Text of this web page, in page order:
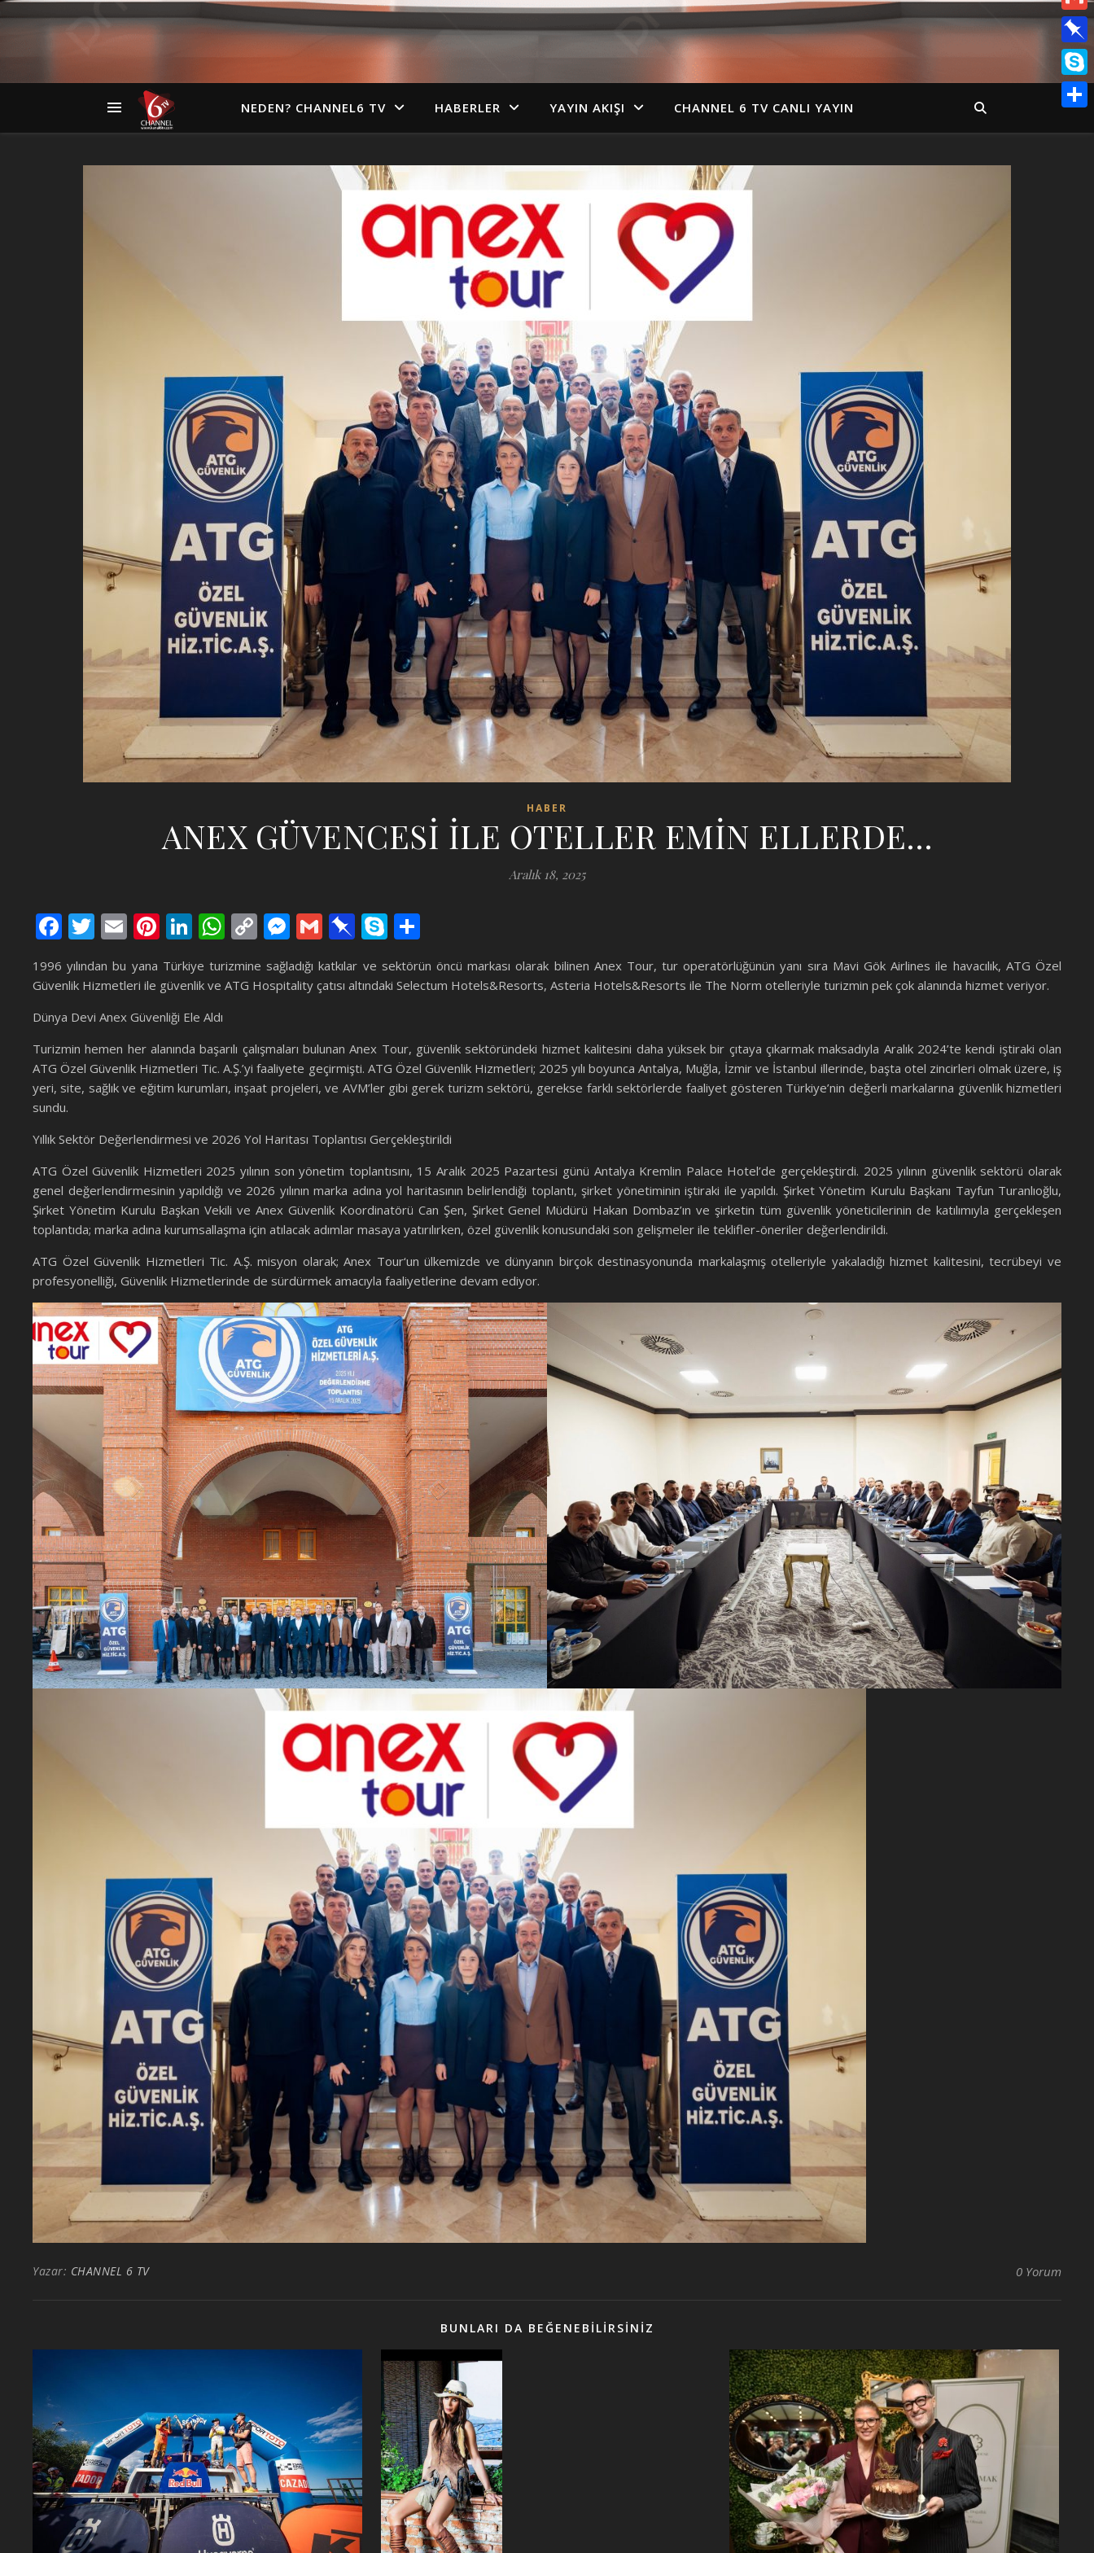
NEDEN? CHANNEL6 TV HABERLER YAYIN AKIŞI CHANNEL 6 TV CANLI YAYIN
HABER
ANEX GÜVENCESİ İLE OTELLER EMİN ELLERDE…
Aralık 18, 2025
Facebook
Twitter
EmailPinterest
LinkedIn
WhatsApp
Copy
Link
Messenger
GmailPinboard
Skype
1996 yılından bu yana Türkiye turizmine sağladığı katkılar ve sektörün öncü markası olarak bilinen Anex Tour, tur operatörlüğünün yanı sıra Mavi Gök Airlines ile havacılık, ATG Özel
Güvenlik Hizmetleri ile güvenlik ve ATG Hospitality çatısı altındaki Selectum Hotels&Resorts, Asteria Hotels&Resorts ile The Norm otelleriyle turizmin pek çok alanında hizmet veriyor.
Dünya Devi Anex Güvenliği Ele Aldı
Turizmin hemen her alanında başarılı çalışmaları bulunan Anex Tour, güvenlik sektöründeki hizmet kalitesini daha yüksek bir çıtaya çıkarmak maksadıyla Aralık 2024’te kendi iştiraki olan
ATG Özel Güvenlik Hizmetleri Tic. A.Ş.’yi faaliyete geçirmişti. ATG Özel Güvenlik Hizmetleri; 2025 yılı boyunca Antalya, Muğla, İzmir ve İstanbul illerinde, başta otel zincirleri olmak üzere, iş
yeri, site, sağlık ve eğitim kurumları, inşaat projeleri, ve AVM’ler gibi gerek turizm sektörü, gerekse farklı sektörlerde faaliyet gösteren Türkiye’nin değerli markalarına güvenlik hizmetleri
sundu.
Yıllık Sektör Değerlendirmesi ve 2026 Yol Haritası Toplantısı Gerçekleştirildi
ATG Özel Güvenlik Hizmetleri 2025 yılının son yönetim toplantısını, 15 Aralık 2025 Pazartesi günü Antalya Kremlin Palace Hotel’de gerçekleştirdi. 2025 yılının güvenlik sektörü olarak
genel değerlendirmesinin yapıldığı ve 2026 yılının marka adına yol haritasının belirlendiği toplantı, şirket yönetiminin iştiraki ile yapıldı. Şirket Yönetim Kurulu Başkanı Tayfun Turanlıoğlu,
Şirket Yönetim Kurulu Başkan Vekili ve Anex Güvenlik Koordinatörü Can Şen, Şirket Genel Müdürü Hakan Dombaz’ın ve şirketin tüm güvenlik yöneticilerinin de katılımıyla gerçekleşen
toplantıda; marka adına kurumsallaşma için atılacak adımlar masaya yatırılırken, özel güvenlik konusundaki son gelişmeler ile teklifler-öneriler değerlendirildi.
ATG Özel Güvenlik Hizmetleri Tic. A.Ş. misyon olarak; Anex Tour‘un ülkemizde ve dünyanın birçok destinasyonunda markalaşmış otelleriyle yakaladığı hizmet kalitesini, tecrübeyi ve
profesyonelliği, Güvenlik Hizmetlerinde de sürdürmek amacıyla faaliyetlerine devam ediyor.
Yazar: CHANNEL 6 TV 0 Yorum
BUNLARI DA BEĞENEBILIRSINIZ
Gmail
Skype